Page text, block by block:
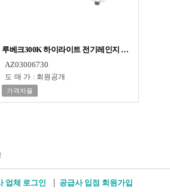
이팬 전기그릴 바베큐
루베크300K 하이라이트 전기레인지 터치판넬 타이
AZ03006730
도매가 : 회원공개
가격자율
업체 로그인 공급사 입점 회원가입